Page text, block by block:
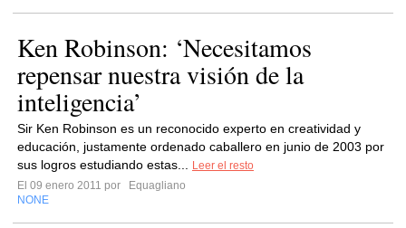
Ken Robinson: ‘Necesitamos
repensar nuestra visión de la
inteligencia’
Sir Ken Robinson es un reconocido experto en creatividad y
educación, justamente ordenado caballero en junio de 2003 por
sus logros estudiando estas...
Leer el resto
El 09 enero 2011 por
Equagliano
NONE